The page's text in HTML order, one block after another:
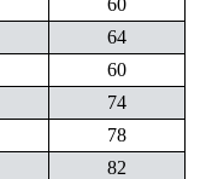
64
60
74
78
82